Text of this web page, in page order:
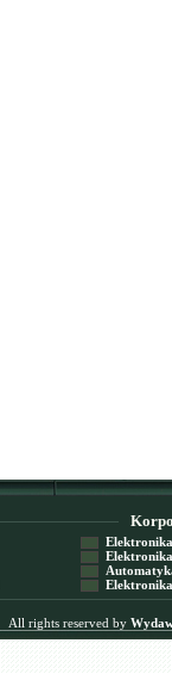
Elektronika
Elektronika
Automatyka
Elektronika
All rights reserved by